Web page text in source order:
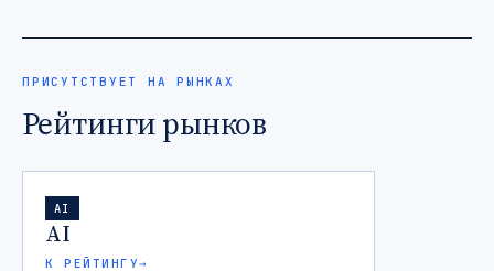
ПРИСУТСТВУЕТ НА РЫНКАХ
Рейтинги рынков
AI
AI
К РЕЙТИНГУ→